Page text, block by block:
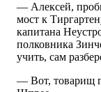
— Алексей,
мост к
капитана
полковника
учить, сам
— Вот, товарищ